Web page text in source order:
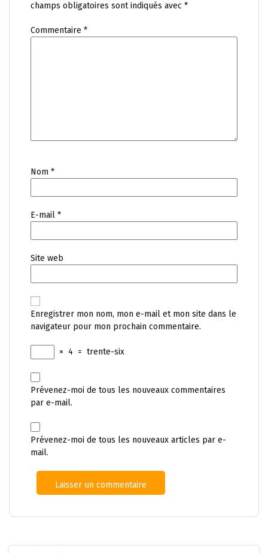
champs obligatoires sont indiqués avec *
Commentaire *
Nom *
E-mail *
Site web
Enregistrer mon nom, mon e-mail et mon site dans le
navigateur pour mon prochain commentaire.
× 4 = trente-six
Prévenez-moi de tous les nouveaux commentaires
par e-mail.
Prévenez-moi de tous les nouveaux articles par e-
mail.